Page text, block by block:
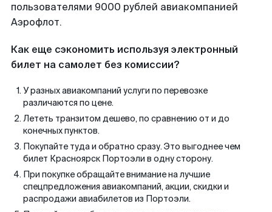
пользователями 9000 рублей авиакомпанией
Аэрофлот.
Как еще сэкономить используя электронный
билет на самолет без комиссии?
У разных авиакомпаний услуги по перевозке
различаются по цене.
Лететь транзитом дешево, по сравнению от и до
конечных пунктов.
Покупайте туда и обратно сразу. Это выгоднее чем
билет Красноярск Портоэли в одну сторону.
При покупке обращайте внимание на лучшие
спецпредложения авиакомпаний, акции, скидки и
распродажи авиабилетов из Портоэли.